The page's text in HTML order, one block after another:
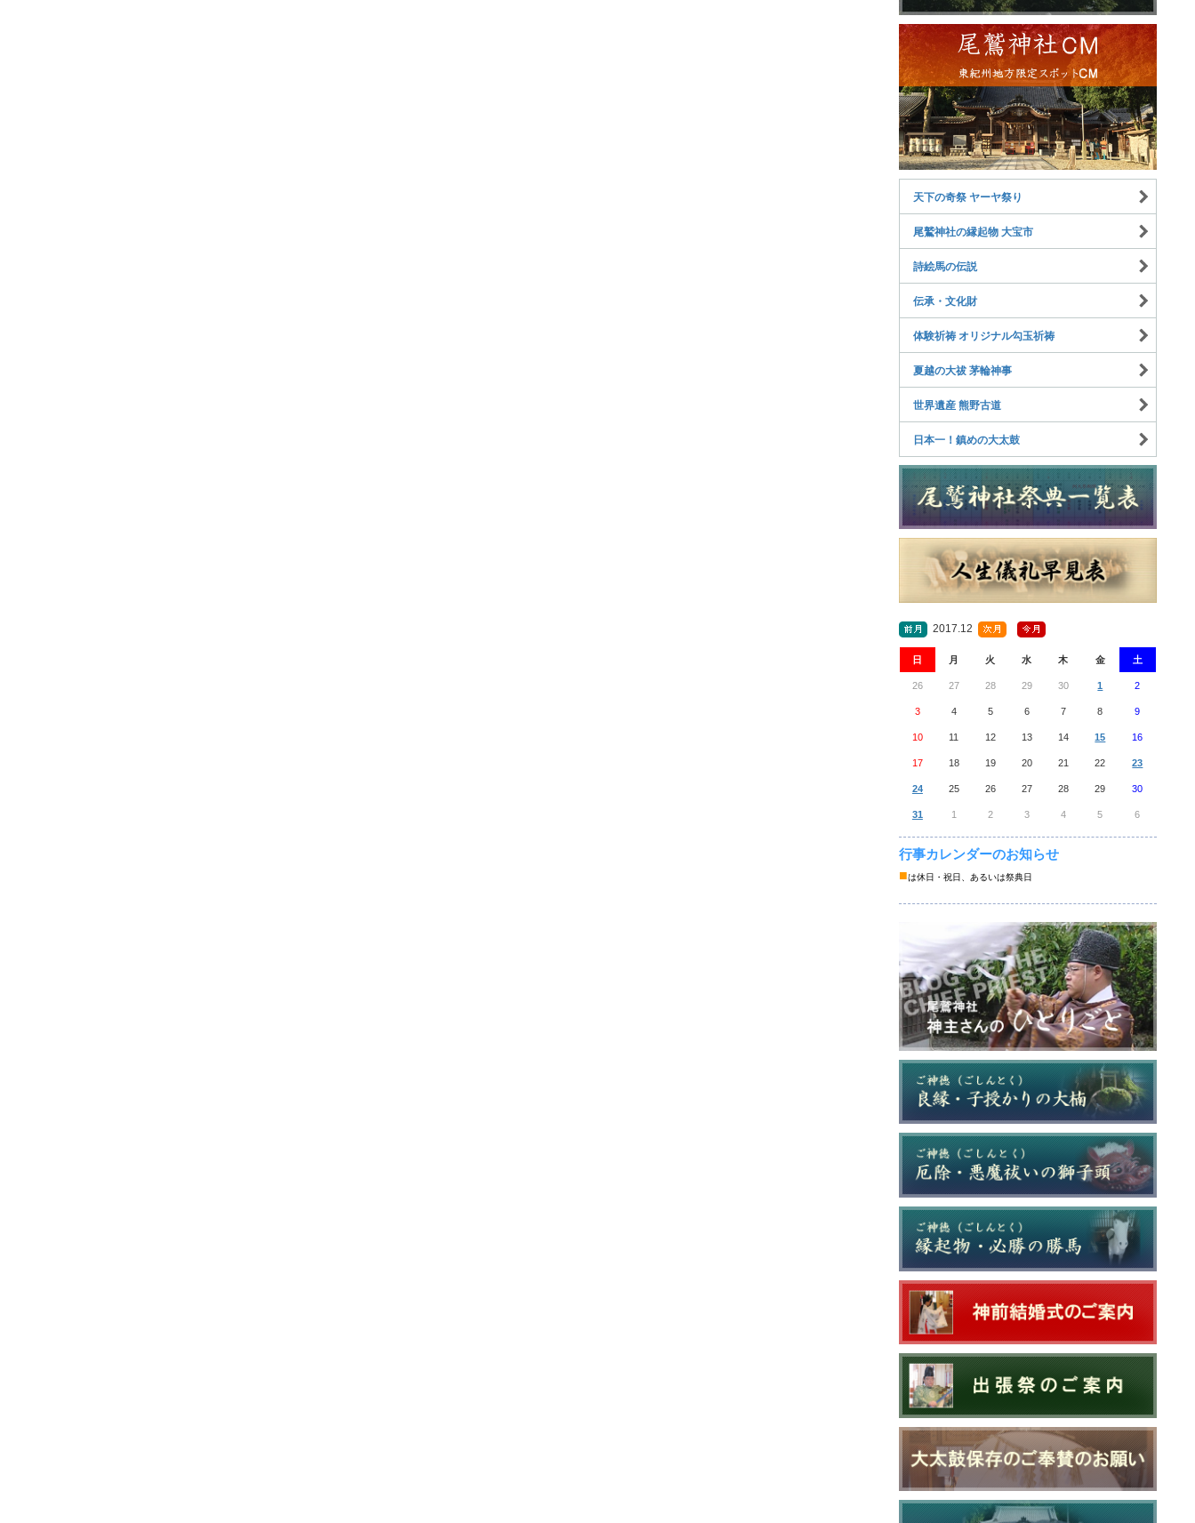
天下の奇祭 ヤーヤ祭り
尾鷲神社の縁起物 大宝市
詩絵馬の伝説
伝承・文化財
体験祈祷 オリジナル勾玉祈祷
夏越の大祓 茅輪神事
世界遺産 熊野古道
日本一！鎮めの大太鼓
2017.12
日 月 火 水 木 金 土
26 27 28 29 30 1 2
3 4 5 6 7 8 9
10 11 12 13 14 15 16
17 18 19 20 21 22 23
24 25 26 27 28 29 30
31 1 2 3 4 5 6
行事カレンダーのお知らせ
■は休日・祝日、あるいは祭典日